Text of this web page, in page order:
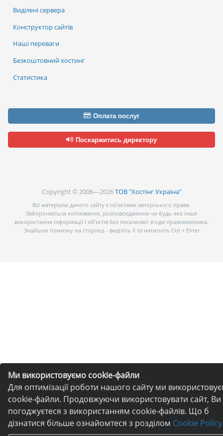
Ми використовуємо cookie-файли
Для оптимізації роботи нашого сайту ми
cookie-файли. Продовжуючи використовувати сайт, Ви
погоджуєтеся з використанням cookie-файлів. Що б
дізнатися більше ознайомтеся з розділом Cookie
Виділені сервера
Конструктор сайтів
Наші переваги
Безкоштовний хостинг
Статистика
Оплата послуг
Поскаржитись директору
Copyright © 2006—2026ТОВ "Хостінг Україна"
Всі матеріали даного сайту є об’єктами авторського права.
Забороняється копіювання, розповсюдження чи будь-яке інше
використання інформації і об’єктів без письмової згоди правовласника.
Знайшли помилку на сторінці - виділіть її та натисніть Ctrl + Enter